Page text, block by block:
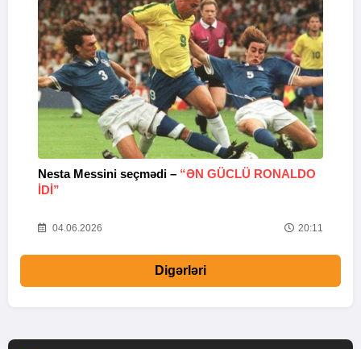
Nesta Messini seçmədi – “ƏN GÜCLÜ RONALDO
IDI”
04.06.2026 20:11
Digərləri